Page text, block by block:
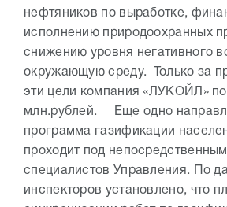
нефтяников по выработке,
исполнению природоохранных
снижению уровня негативного
окружающую среду. Только за
эти цели компания «ЛУКОЙЛ»
млн.рублей.
Еще одно
программа газификации
проходит под
специалистов Управления. По
инспекторов установлено, что